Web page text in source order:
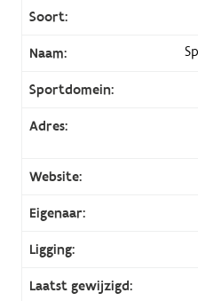
Soort:
Naam:
Sportdomein:
Adres:
Website:
Eigenaar:
Ligging:
Laatst gewijzigd: